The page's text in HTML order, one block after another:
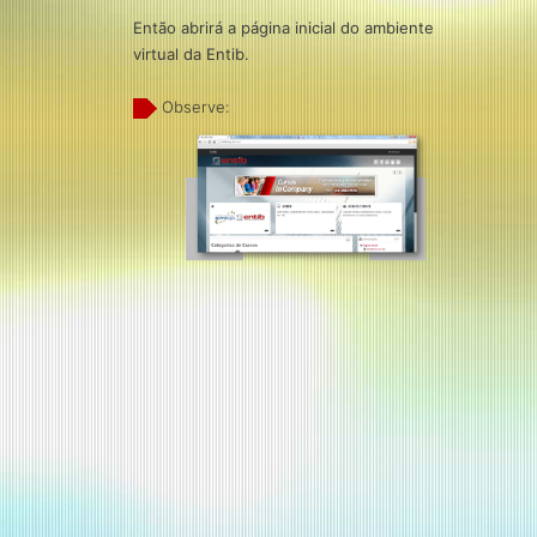
Então abrirá a página inicial do ambiente
virtual da Entib.
Observe: